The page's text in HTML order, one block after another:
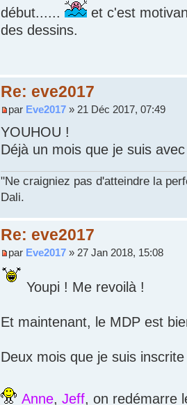
début......
et c'est
des dessins.
Re: eve2017
par Eve2017 » 21 Déc 2017, 07:49
YOUHOU !
Déjà un mois que je suis
"Ne craigniez pas d'atteindre la
Dali.
Re: eve2017
par Eve2017 » 27 Jan 2018, 15:08
Youpi ! Me revoilà !
Et maintenant, le MDP est
Deux mois que je suis
Anne,Jeff, on redémarre